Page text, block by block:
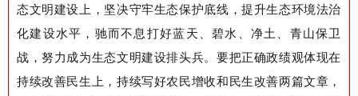
态文明建设上 ， 坚决守牢生态保护底线，提升生态环境法治
化建设水平，驰而不息打好蓝天、碧水、净土、青山保卫
战，努力成为生态文明建设排头兵。要把正确政绩观体现在
持续改善民生上 ， 持续写好农民增收和民生改善两篇文章，